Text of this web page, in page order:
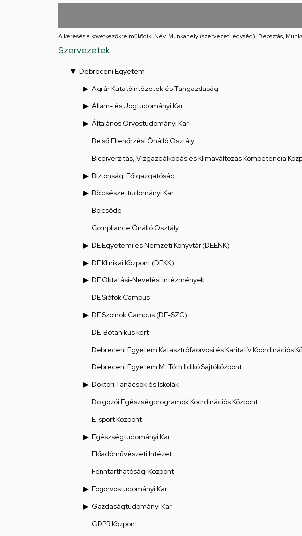
feladatellátási
A keresés a következőkre működik: Név, Munkahely (szervezeti egység), Beosztás,
Szervezetek
Debreceni Egyetem
Agrár Kutatóintézetek és Tangazdaság
Állam- és Jogtudományi Kar
Általános Orvostudományi Kar
Belső Ellenőrzési Önálló Osztály
Biodiverzitás, Vízgazdálkodás és Klímaváltozás Kompetencia
Biztonsági Főigazgatóság
Bölcsészettudományi Kar
Bölcsőde
Compliance Önálló Osztály
DE Egyetemi és Nemzeti Könyvtár (DEENK)
DE Klinikai Központ (DEKK)
DE Oktatási-Nevelési Intézmények
DE Siófok Campus
DE Szolnok Campus (DE-SZC)
DE-Botanikus kert
Debreceni Egyetem Katasztrófaorvosi és Karitatív Koordinációs
Debreceni Egyetem M. Tóth Ildikó Sajtóközpont
Doktori Tanácsok és Iskolák
Dolgozói Egészségprogramok Koordinációs Központ
E-sport Központ
Egészségtudományi Kar
Előadóművészeti Intézet
Fenntarthatósági Központ
Fogorvostudományi Kar
Gazdaságtudományi Kar
GDPR Központ